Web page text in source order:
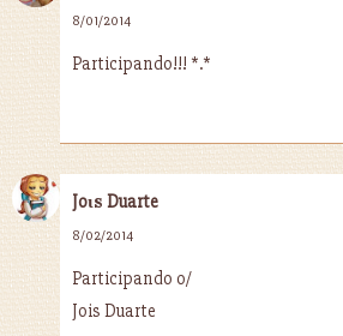
8/01/2014
Participando!!! *.*
Joιѕ Duarte
8/02/2014
Participando o/
Jois Duarte